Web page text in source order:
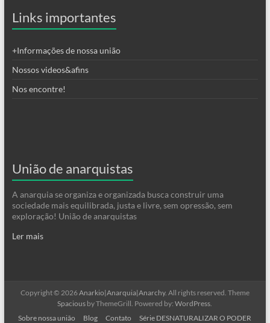
Links importantes
+Informações de nossa união
Nossos videos&afins
Nos encontre!
União de anarquistas
A anarquia se organiza e organizada busca construir uma
sociedade mais equilibrada, justa e livre, sem opressão, sem
exploração! União de anarquistas
Ler mais
Copyright © 2026Anarkio|Anarquia|Anarchy. All rights reserved. Theme
Spacious by ThemeGrill. Powered by:WordPress.
Sobre nossa união
Blog Contato Série DESNATURALIZAR O PODER